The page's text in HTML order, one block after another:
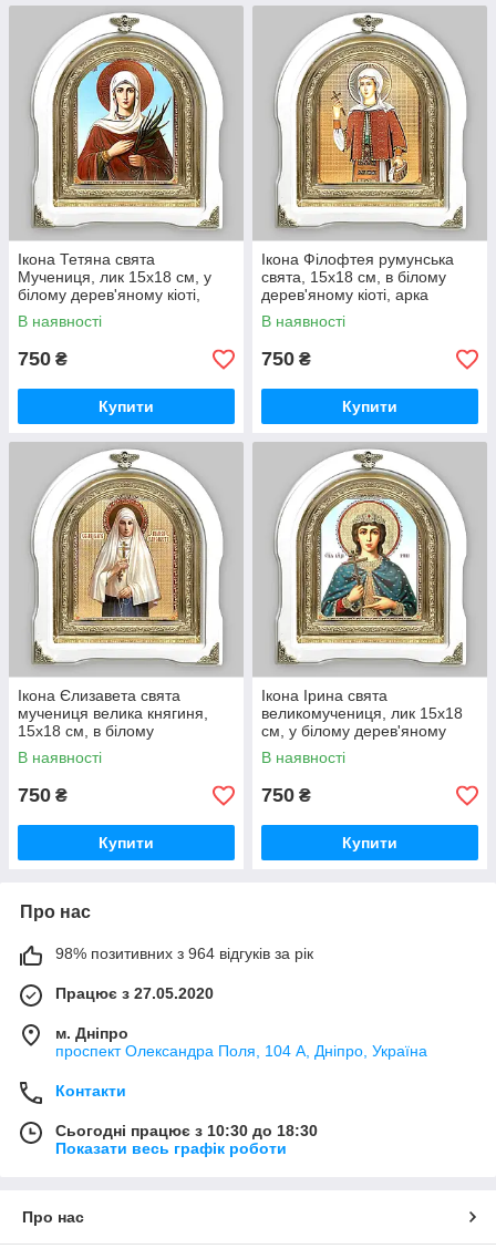
Ікона Тетяна свята
Мучениця, лик 15х18 см, у
білому дерев'яному кіоті,
арка
В наявності
750 ₴
Купити
Ікона Філофтея румунська
свята, 15х18 см, в білому
дерев'яному кіоті, арка
В наявності
750 ₴
Купити
Ікона Єлизавета свята
мучениця велика княгиня,
15х18 см, в білому
дерев'яному кіоті, арка
В наявності
750 ₴
Купити
Ікона Ірина свята
великомучениця, лик 15х18
см, у білому дерев'яному
кіоті, арка
В наявності
750 ₴
Купити
Про нас
98% позитивних з 964 відгуків за рік
Працює з 27.05.2020
м. Дніпро
проспект Олександра Поля, 104 А, Дніпро, Україна
Контакти
Сьогодні працює з 10:30 до 18:30
Показати весь графік роботи
Про нас